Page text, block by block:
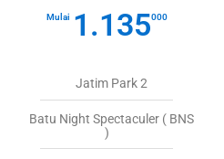
Mulai 1.135000
Jatim Park 2
Batu Night Spectaculer ( BNS
)